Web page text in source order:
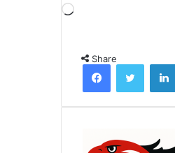
Loading…
ShareFacebookTwitter